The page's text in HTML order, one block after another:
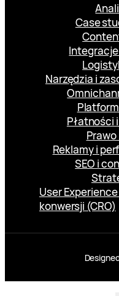
Case
Narzędzia i
Płatności
Reklamy i
SEO i
User
konwersji (CRO)